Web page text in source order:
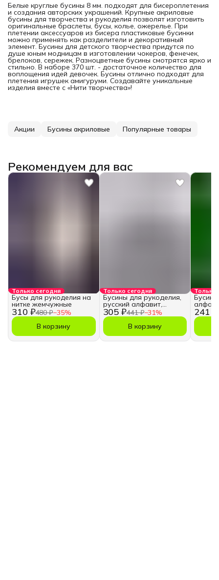
Белые круглые бусины 8 мм. подходят для бисероплетения
и создания авторских украшений. Крупные акриловые
бусины для творчества и рукоделия позволят изготовить
оригинальные браслеты, бусы, колье, ожерелье. При
плетении аксессуаров из бисера пластиковые бусинки
можно применять как разделители и декоративный
элемент. Бусины для детского творчества придутся по
душе юным модницам в изготовлении чокеров, фенечек,
брелоков, сережек. Разноцветные бусины смотрятся ярко и
стильно. В наборе 370 шт. - достаточное количество для
воплощения идей девочек. Бусины отлично подходят для
плетения игрушек амигуруми. Создавайте уникальные
изделия вместе с «Нити творчества»!
Акции Бусины акриловые Популярные товары
Рекомендуем для вас
Только сегодня
310 ₽480 ₽−35%
Бусы для рукоделия на
нитке жемчужные
В корзину
Только сегодня
305 ₽441 ₽−31%
Бусины для рукоделия,
русский алфавит,
кубики
В корзину
Только
241 ₽